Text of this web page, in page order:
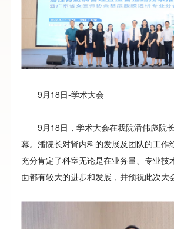
9月18日-学术大会
9月18日，学术大会在我院潘伟彪院
幕。潘院长对肾内科的发展及团队的工作
充分肯定了科室无论是在业务量、专业技
面都有较大的进步和发展，并预祝此次大